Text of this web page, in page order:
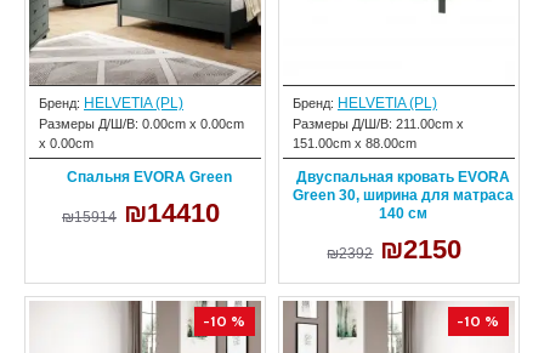
Бренд: HELVETIA (PL)
Размеры Д/Ш/В: 0.00cm x 0.00cm
x 0.00cm
Спальня EVORA Green
₪15914 ₪14410
Бренд: HELVETIA (PL)
Размеры Д/Ш/В: 211.00cm x
151.00cm x 88.00cm
Двуспальная кровать EVORA
Green 30, ширина для матраса
140 см
₪2392 ₪2150
-10 % -10 %